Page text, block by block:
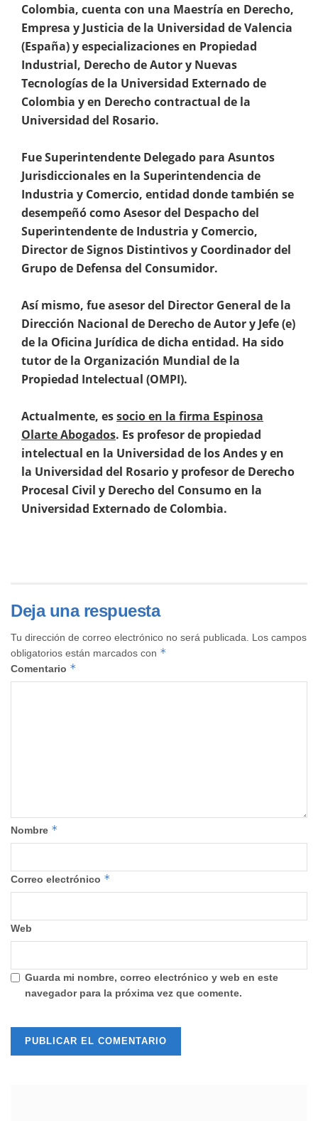
Colombia, cuenta con una Maestría en Derecho,
Empresa y Justicia de la Universidad de Valencia
(España) y especializaciones en Propiedad
Industrial, Derecho de Autor y Nuevas
Tecnologías de la Universidad Externado de
Colombia y en Derecho contractual de la
Universidad del Rosario.
Fue Superintendente Delegado para Asuntos
Jurisdiccionales en la Superintendencia de
Industria y Comercio, entidad donde también se
desempeñó como Asesor del Despacho del
Superintendente de Industria y Comercio,
Director de Signos Distintivos y Coordinador del
Grupo de Defensa del Consumidor.
Así mismo, fue asesor del Director General de la
Dirección Nacional de Derecho de Autor y Jefe (e)
de la Oficina Jurídica de dicha entidad. Ha sido
tutor de la Organización Mundial de la
Propiedad Intelectual (OMPI).
Actualmente, essocio en la firma Espinosa
Olarte Abogados. Es profesor de propiedad
intelectual en la Universidad de los Andes y en
la Universidad del Rosario y profesor de Derecho
Procesal Civil y Derecho del Consumo en la
Universidad Externado de Colombia.
Deja una respuesta
Tu dirección de correo electrónico no será publicada.
Los campos
obligatorios están marcados con *
Comentario *
Nombre *
Correo electrónico *
Web
Guarda mi nombre, correo electrónico y web en este
navegador para la próxima vez que comente.